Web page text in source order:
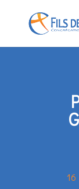
16